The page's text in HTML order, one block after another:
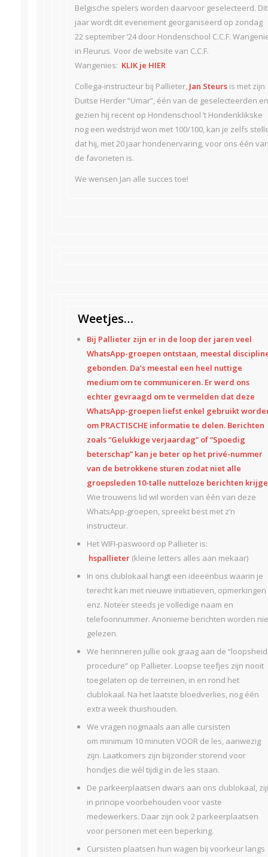
Belgische spelers worden daarvoor geselecteerd. Dit
jaar wordt dit evenement georganiseerd op zondag
22 september ’24 door Hondenschool C.C.F.
in Fleurus. Voor de website van C.C.F.
Wangenies: KLIK je HIER
Collega-instructeur bij Pallieter, Jan Steurs is met zijn
Duitse Herder “Umar”, één van de geselecteerden en
gezien hij recent op Hondenschool ’t Hondenklikske
nog een wedstrijd won met 100/100, kan je zelfs
dat hij, met 20 jaar hondenervaring, voor ons één
de favorieten is.
We wensen Jan alle succes toe!
Weetjes…
Bij Pallieter zijn er in de loop der jaren veel
WhatsApp-groepen ontstaan, meestal
gebonden. Da’s meestal een heel nuttige
medium om te communiceren. Er werd ons
echter gevraagd om te vermelden dat deze
WhatsApp-groepen liefst enkel gebruikt
om PRACTISCHE informatie te delen. Berichten
zoals “Gelukkige verjaardag” of “Spoedig
beterschap” kan je beter op het privé-nummer
van de betrokkene sturen zodat niet alle
groepsleden 10-talle nutteloze berichten
Wie trouwens lid wil worden van één van deze
WhatsApp-groepen, spreekt best met z’n
instructeur.
Het WIFI-paswoord op Pallieter is:
hspallieter(kleine letters alles aan mekaar)
In ons clublokaal hangt een ideeënbus waarin je
terecht kan met nieuwe initiatieven, opmerkingen
enz. Noteer steeds je volledige naam en
telefoonnummer. Anonieme berichten worden
gelezen.
We herinneren jullie ook graag aan de
procedure” op Pallieter. Loopse teefjes zijn nooit
toegelaten op de terreinen, in en rond het
clublokaal. Na het laatste bloedverlies, nog één
extra week thuishouden.
We vragen nogmaals aan alle cursisten
om minimum 10 minuten VOOR de les, aanwezig
zijn. Laatkomers zijn bijzonder storend voor
hondjes die wél tijdig in de les staan.
De parkeerplaatsen dwars aan ons clublokaal,
in principe voorbehouden voor vaste
medewerkers. Daar zijn ook 2 parkeerplaatsen
voor personen met een beperking.
Cursisten plaatsen hun wagen bij voorkeur langs